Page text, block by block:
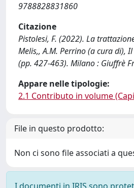
9788828831860
Citazione
Pistolesi, F. (2022). La
Melis,, A.M. Perrino (a cura di),
(pp. 427-463). Milano : Giuffrè
Appare nelle tipologie:
2.1 Contributo in volume
File in questo prodotto:
Non ci sono file associati a